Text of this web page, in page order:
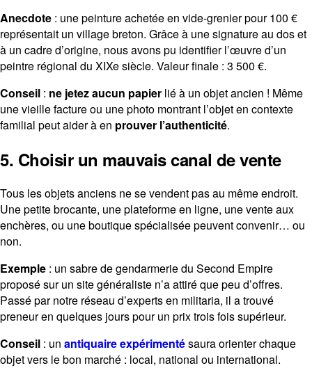
Anecdote : une peinture achetée en vide-grenier pour 100 €
représentait un village breton. Grâce à une signature au dos et
à un cadre d’origine, nous avons pu identifier l’œuvre d’un
peintre régional du XIXe siècle. Valeur finale : 3 500 €.
Conseil : ne jetez aucun papier lié à un objet ancien ! Même
une vieille facture ou une photo montrant l’objet en contexte
familial peut aider à en prouver l’authenticité.
5. Choisir un mauvais canal de vente
Tous les objets anciens ne se vendent pas au même endroit.
Une petite brocante, une plateforme en ligne, une vente aux
enchères, ou une boutique spécialisée peuvent convenir… ou
non.
Exemple : un sabre de gendarmerie du Second Empire
proposé sur un site généraliste n’a attiré que peu d’offres.
Passé par notre réseau d’experts en militaria, il a trouvé
preneur en quelques jours pour un prix trois fois supérieur.
Conseil : un antiquaire expérimentésaura orienter chaque
objet vers le bon marché : local, national ou international.